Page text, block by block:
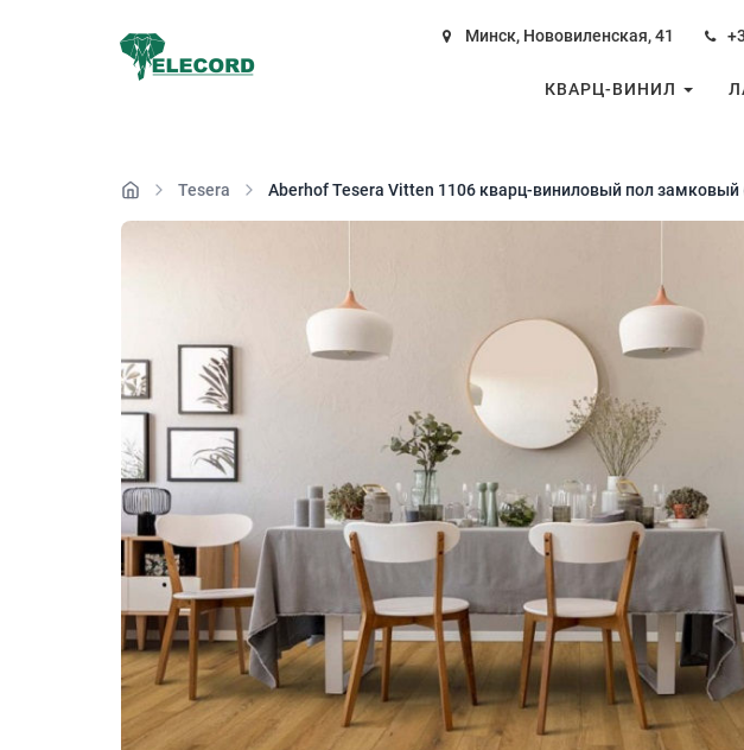
Минск, Нововиленская, 41
КВАРЦ-ВИНИЛ
Tesera Aberhof Tesera Vitten 1106 кварц-виниловый пол замковый